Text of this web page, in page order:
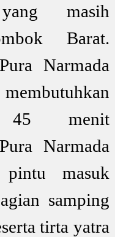
masih
Barat.
Narmada
45 menit
Narmada
masuk
samping
tirta yatra